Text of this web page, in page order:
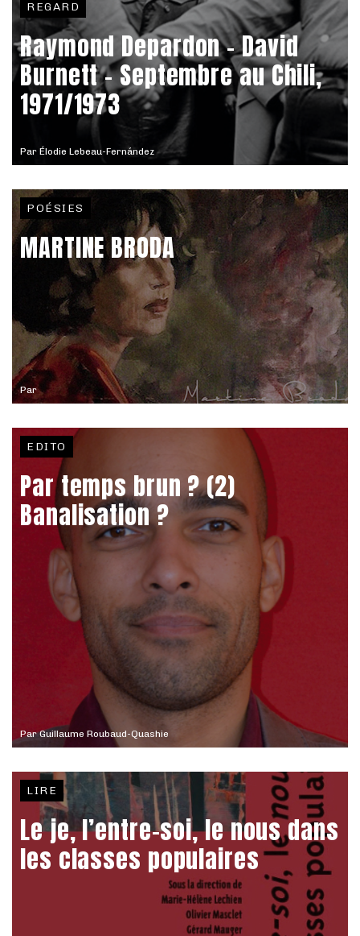
Par Élodie Lebeau-Fernández
REGARD
Raymond Depardon – David
Burnett - Septembre au Chili,
1971/1973
Par
POÉSIES
MARTINE BRODA
ParGuillaume Roubaud-Quashie
EDITO
Par temps brun ? (2)
Banalisation ?
LIRE
Le je, l’entre-soi, le nous dans
les classes populaires